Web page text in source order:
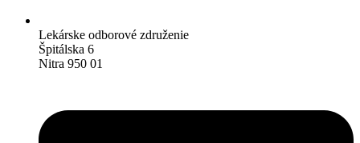
Lekárske odborové združenie
Špitálska 6
Nitra 950 01